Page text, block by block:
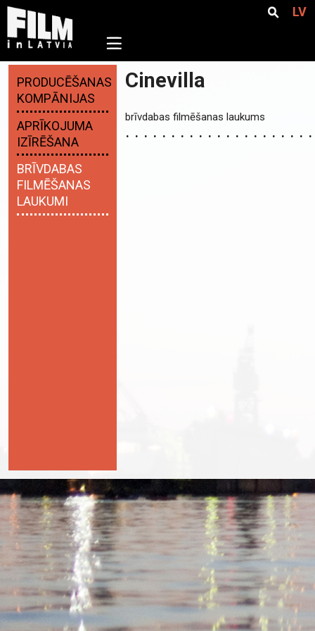
☰
LV
PRODUCĒŠANAS
KOMPĀNIJAS
APRĪKOJUMA
IZĪRĒŠANA
BRĪVDABAS
FILMĒŠANAS
LAUKUMI
Cinevilla
brīvdabas filmēšanas laukums